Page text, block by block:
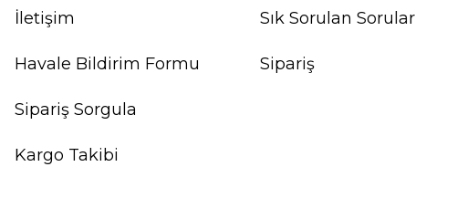
İletişim
Havale Bildirim Formu
Sipariş Sorgula
Kargo Takibi
Sık Sorulan Sorular
Sipariş